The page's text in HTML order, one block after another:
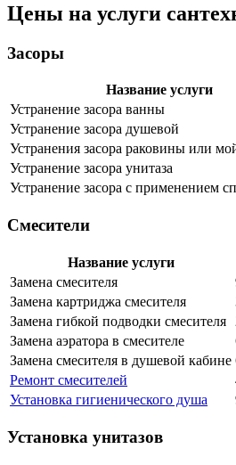
Цены на услуги
Засоры
Название услуги
Устранение засора ванны
Устранение засора душевой
Устранения засора раковины или
Устранение засора унитаза
Устранение засора с применением
Смесители
Название услуги
Замена смесителя
Замена картриджа смесителя
Замена гибкой подводки смесителя
Замена аэратора в смесителе
Замена смесителя в душевой кабине
Ремонт смесителей
Установка гигиенического душа
Установка унитазов